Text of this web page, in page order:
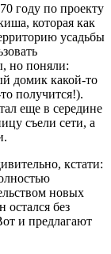
году по проекту
которая как
усадьбы
но поняли:
домик какой-то
получится!).
еще в середине
съели сети, а
кстати:
новых
без
и предлагают